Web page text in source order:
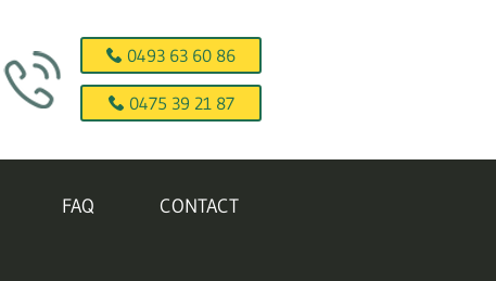
0493 63 60 86
0475 39 21 87
FAQ CONTACT